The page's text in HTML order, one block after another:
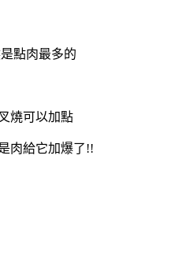
點肉最多的
燒可以加點
肉給它加爆了!!